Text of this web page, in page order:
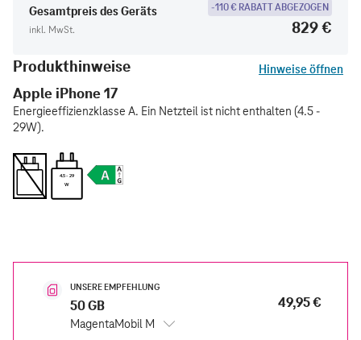
Gesamtpreis des Geräts
inkl. MwSt.
-110 € RABATT ABGEZOGEN
829 €
Produkthinweise
Hinweise öffnen
Apple iPhone 17
Energieeffizienzklasse A. Ein Netzteil ist nicht enthalten (4.5 -
29W).
4.5 - 29
W
UNSERE EMPFEHLUNG
50 GB
MagentaMobil M
49,95 €